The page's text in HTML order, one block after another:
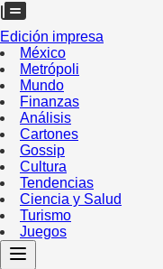
Edición impresa
México
Metrópoli
Mundo
Finanzas
Análisis
Cartones
Gossip
Cultura
Tendencias
Ciencia y Salud
Turismo
Juegos